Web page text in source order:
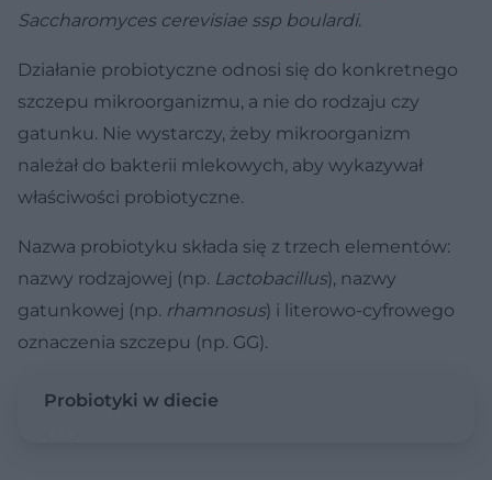
Saccharomyces cerevisiae ssp boulardi.
Działanie probiotyczne odnosi się do konkretnego
szczepu mikroorganizmu, a nie do rodzaju czy
gatunku. Nie wystarczy, żeby mikroorganizm
należał do bakterii mlekowych, aby wykazywał
właściwości probiotyczne.
Nazwa probiotyku składa się z trzech elementów:
nazwy rodzajowej (np. Lactobacillus), nazwy
gatunkowej (np. rhamnosus) i literowo-cyfrowego
oznaczenia szczepu (np. GG).
Probiotyki w diecie